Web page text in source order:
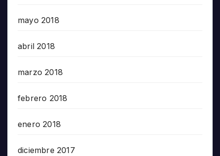
mayo 2018
abril 2018
marzo 2018
febrero 2018
enero 2018
diciembre 2017